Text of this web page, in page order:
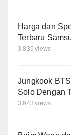
Harga dan
Terbaru
3,835 views
Jungkook
Solo Dengan
3,643 views